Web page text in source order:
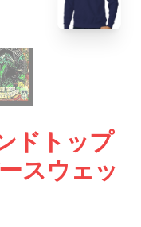
ドトップ
スウェッ